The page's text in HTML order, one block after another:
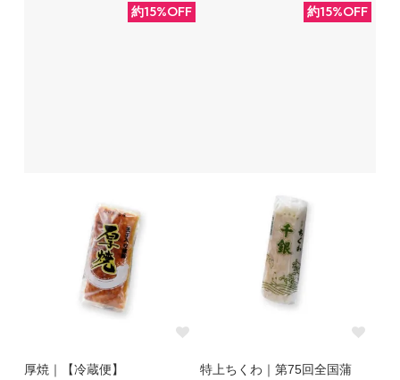
約15%OFF
厚焼｜【冷蔵便】
約15%OFF
特上ちくわ｜第75回全国蒲